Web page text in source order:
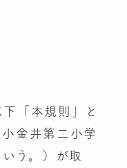
「本規則」と
金井第二小学
う。）が取